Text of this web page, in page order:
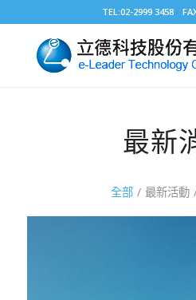
TEL:02-2999 3458
最新
全部 / 最新活動